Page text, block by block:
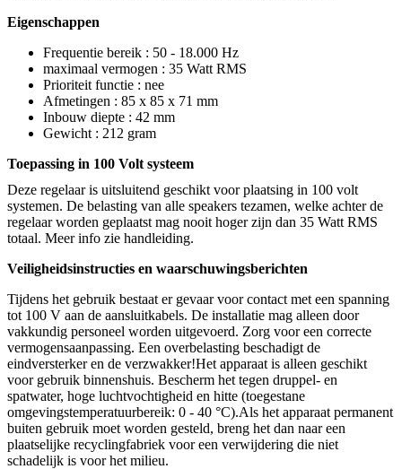
Eigenschappen
Frequentie bereik : 50 - 18.000 Hz
maximaal vermogen : 35 Watt RMS
Prioriteit functie : nee
Afmetingen : 85 x 85 x 71 mm
Inbouw diepte : 42 mm
Gewicht : 212 gram
Toepassing in 100 Volt systeem
Deze regelaar is uitsluitend geschikt voor plaatsing in 100 volt
systemen. De belasting van alle speakers tezamen, welke achter de
regelaar worden geplaatst mag nooit hoger zijn dan 35 Watt RMS
totaal. Meer info zie handleiding.
Veiligheidsinstructies en waarschuwingsberichten
Tijdens het gebruik bestaat er gevaar voor contact met een spanning
tot 100 V aan de aansluitkabels. De installatie mag alleen door
vakkundig personeel worden uitgevoerd. Zorg voor een correcte
vermogensaanpassing. Een overbelasting beschadigt de
eindversterker en de verzwakker!Het apparaat is alleen geschikt
voor gebruik binnenshuis. Bescherm het tegen druppel- en
spatwater, hoge luchtvochtigheid en hitte (toegestane
omgevingstemperatuurbereik: 0 - 40 °C).Als het apparaat permanent
buiten gebruik moet worden gesteld, breng het dan naar een
plaatselijke recyclingfabriek voor een verwijdering die niet
schadelijk is voor het milieu.